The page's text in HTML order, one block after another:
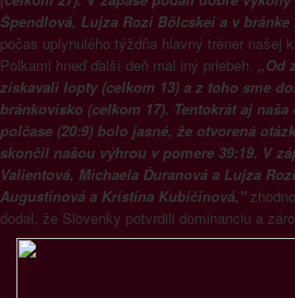
Špendlová, Lujza Rozi Bölcskei a v
počas uplynulého týždňa hlavný tréner našej
Poľkami hneď ďalší deň mal iný priebeh. „Od
získavali lopty (celkom 13) a z toho sme
bránkovisko (celkom 17). Tentokrát aj
polčase (20:9) bolo jasné, že otvorená
skončil našou výhrou v pomere 39:19. V
Valientová, Michaela Ďuranová a Lujza
Augustínová a Kristína Kubičinová,"
dodal, že Slovenky potvrdili dominanciu a